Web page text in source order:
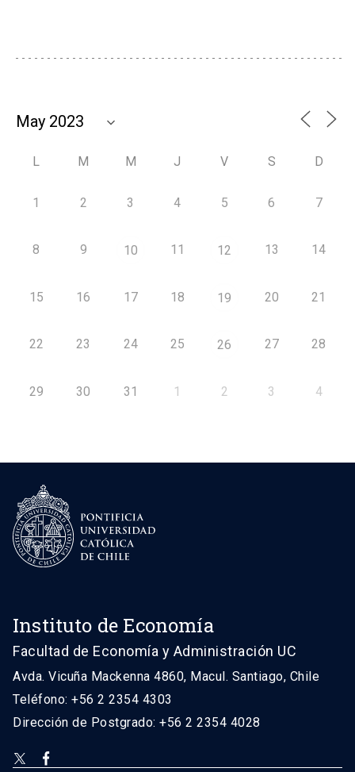
L M M J V S D
1 2 3 4 5 6 7
8 9 10 11 12 13 14
15 16 17 18 19 20 21
22 23 24 25 26 27 28
29 30 31 1 2 3 4
Instituto de Economía
Facultad de Economía y Administración UC
Avda. Vicuña Mackenna 4860, Macul. Santiago, Chile
Teléfono: +56 2 2354 4303
Dirección de Postgrado: +56 2 2354 4028